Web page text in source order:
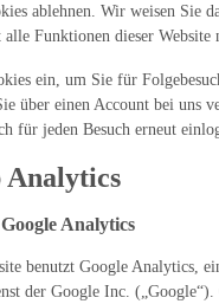
ablehnen. Wir weisen Sie
Funktionen dieser Website
ein, um Sie für
über einen Account bei uns
für jeden Besuch erneut
Analytics
Analytics
benutzt Google Analytics,
der Google Inc.